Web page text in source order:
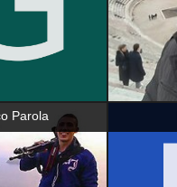
Parola